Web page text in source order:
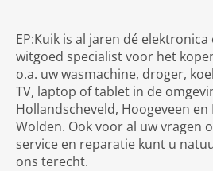
EP:Kuik is al jaren dé elektronica
witgoed specialist voor het
o.a. uw wasmachine, droger,
TV, laptop of tablet in de
Hollandscheveld, Hoogeveen en
Wolden. Ook voor al uw vragen
service en reparatie kunt u
ons terecht.